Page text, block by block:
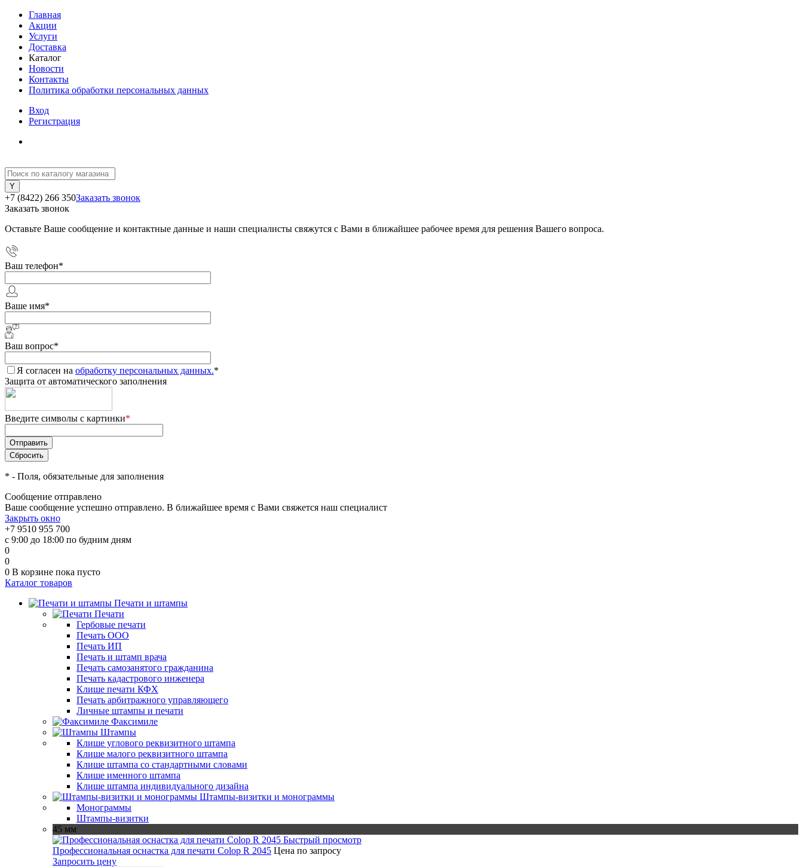
Главная
Акции
Услуги
Доставка
Каталог
Новости
Контакты
Политика обработки персональных данных
Вход
Регистрация
+7 (8422) 266 350Заказать звонок
Заказать звонок
Оставьте Ваше сообщение и контактные данные и наши специалисты свяжутся с Вами в ближайшее рабочее время для решения Вашего вопроса.
Ваш телефон*
Ваше имя*
Ваш вопрос*
Я согласен на обработку персональных данных.*
Защита от автоматического заполнения
Введите символы с картинки*
* - Поля, обязательные для заполнения
Сообщение отправлено
Ваше сообщение успешно отправлено. В ближайшее время с Вами свяжется наш специалист
Закрыть окно
+7 9510 955 700
с 9:00 до 18:00 по будним дням
0
0
0 В корзине пока пусто
Каталог товаров
Печати и штампы
Печати
Гербовые печати
Печать ООО
Печать ИП
Печать и штамп врача
Печать самозанятого гражданина
Печать кадастрового инженера
Клише печати КФХ
Печать арбитражного управляющего
Личные штампы и печати
Факсимиле
Штампы
Клише углового реквизитного штампа
Клише малого реквизитного штампа
Клише штампа со стандартными словами
Клише именного штампа
Клише штампа индивидуального дизайна
Штампы-визитки и монограммы
Монограммы
Штампы-визитки
45 мм
Быстрый просмотр
Профессиональная оснастка для печати Colop R 2045 Цена по запросу
Запросить цену